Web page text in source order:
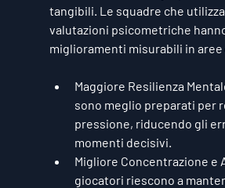
tangibili. Le squadre che
valutazioni psicometriche
miglioramenti misurabili in aree
Maggiore Resilienza
sono meglio preparati per
pressione, riducendo gli
momenti decisivi.
Migliore Concentrazione e
giocatori riescono a